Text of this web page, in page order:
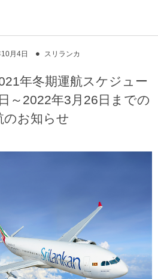
月4日 スリランカ
年冬期運航スケジュー
～2022年3月26日までの
のお知らせ